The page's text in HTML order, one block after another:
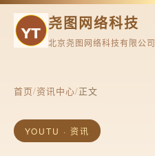
尧图网络科技
北京尧图网络科技有限公司
首页/资讯中心/正文
YOUTU · 资讯